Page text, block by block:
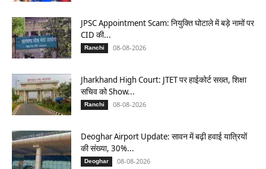
JPSC Appointment Scam: नियुक्ति घोटाले में बड़े नामों पर
CID की...
Ranchi 08-08-2026
Jharkhand High Court: JTET पर हाईकोर्ट सख्त, शिक्षा
सचिव को Show...
Ranchi 08-08-2026
Deoghar Airport Update: सावन में बढ़ी हवाई यात्रियों
की संख्या, 30%...
Deoghar 08-08-2026